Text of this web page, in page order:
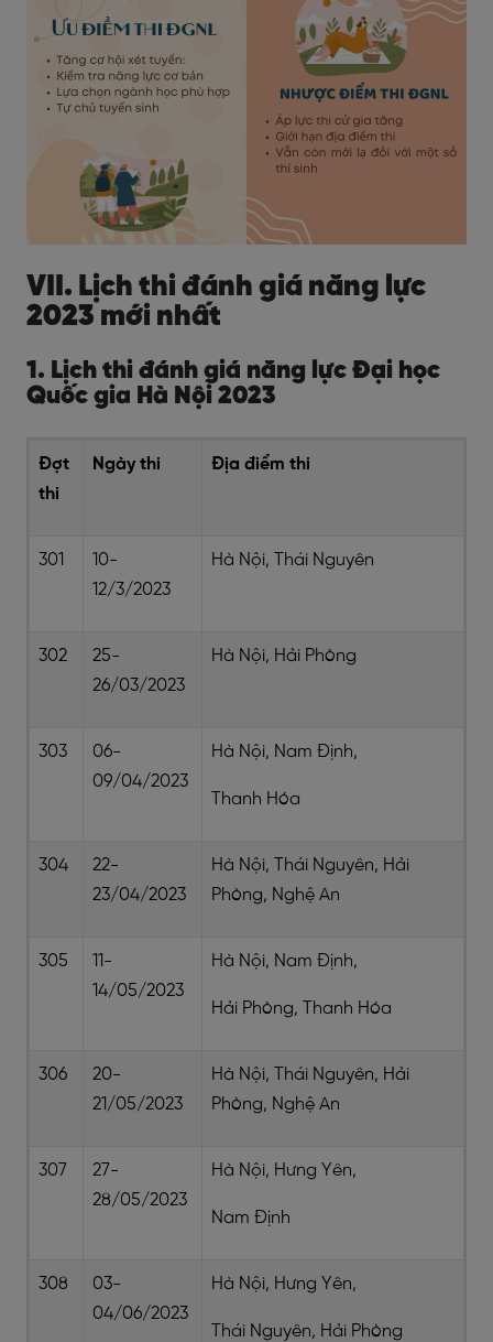
VII. Lịch thi đánh giá năng lực
2023 mới nhất
1. Lịch thi đánh giá năng lực Đại học
Quốc gia Hà Nội 2023
Đợt
thi
Ngày thi Địa điểm thi
301
10-
12/3/2023
Hà Nội, Thái Nguyên
302
25-
26/03/2023
Hà Nội, Hải Phòng
303
06-
09/04/2023
Hà Nội, Nam Định,
Thanh Hóa
304
22-
23/04/2023
Hà Nội, Thái Nguyên, Hải
Phòng, Nghệ An
305
11-
14/05/2023
Hà Nội, Nam Định,
Hải Phòng, Thanh Hóa
306
20-
21/05/2023
Hà Nội, Thái Nguyên, Hải
Phòng, Nghệ An
307
27-
28/05/2023
Hà Nội, Hưng Yên,
Nam Định
308
03-
04/06/2023
Hà Nội, Hưng Yên,
Thái Nguyên, Hải Phòng